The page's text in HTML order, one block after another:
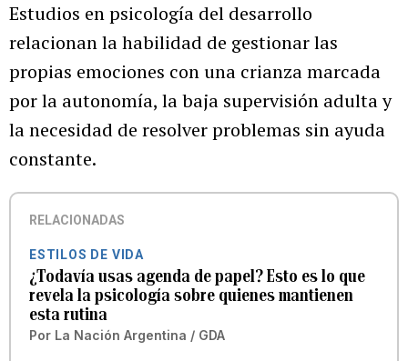
Estudios en psicología del desarrollo
relacionan la habilidad de gestionar las
propias emociones con una crianza marcada
por la autonomía, la baja supervisión adulta y
la necesidad de resolver problemas sin ayuda
constante.
RELACIONADAS
ESTILOS DE VIDA
¿Todavía usas agenda de papel? Esto es lo que
revela la psicología sobre quienes mantienen
esta rutina
Por La Nación Argentina / GDA